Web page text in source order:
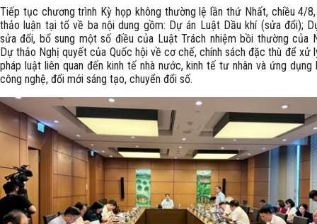
Tiếp tục chương trình Kỳ họp không thường lệ lần thứ Nhất, chiều 4/
thảo luận tại tổ về ba nội dung gồm: Dự án Luật Dầu khí (sửa đổi);
sửa đổi, bổ sung một số điều của Luật Trách nhiệm bồi thường của
Dự thảo Nghị quyết của Quốc hội về cơ chế, chính sách đặc thù để xử
pháp luật liên quan đến kinh tế nhà nước, kinh tế tư nhân và ứng dụng
công nghệ, đổi mới sáng tạo, chuyển đổi số.